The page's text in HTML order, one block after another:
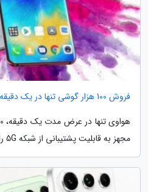
فروش 100 هزار گوشی تنها در یک دقیقه!
مجهز به قابلیت پشتیبانی از شبکه 5G را به فروش رسانده است.